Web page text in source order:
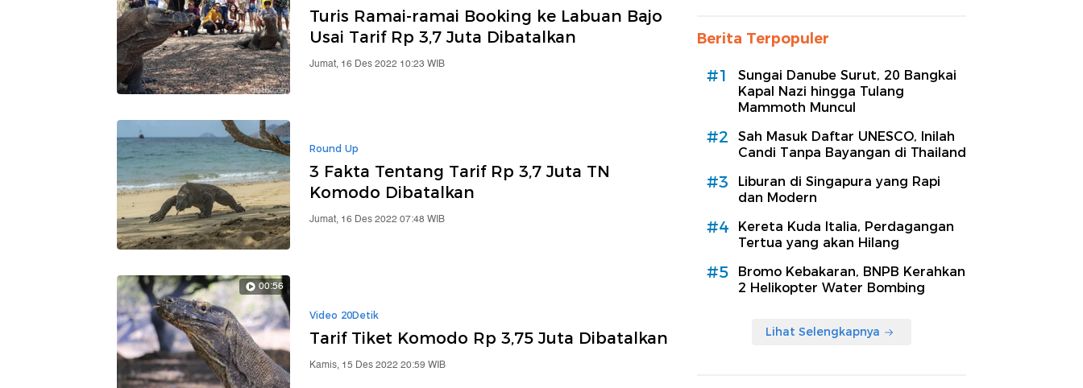
Turis Ramai-ramai Booking ke Labuan Bajo
Usai Tarif Rp 3,7 Juta Dibatalkan
Jumat, 16 Des 2022 10:23 WIB
Round Up
3 Fakta Tentang Tarif Rp 3,7 Juta TN
Komodo Dibatalkan
Jumat, 16 Des 2022 07:48 WIB
00:56
Video 20Detik
Tarif Tiket Komodo Rp 3,75 Juta Dibatalkan
Kamis, 15 Des 2022 20:59 WIB
Berita Terpopuler
#1
Sungai Danube Surut, 20 Bangkai
Kapal Nazi hingga Tulang
Mammoth Muncul
#2
Sah Masuk Daftar UNESCO, Inilah
Candi Tanpa Bayangan di Thailand
#3
Liburan di Singapura yang Rapi
dan Modern
#4
Kereta Kuda Italia, Perdagangan
Tertua yang akan Hilang
#5
Bromo Kebakaran, BNPB Kerahkan
2 Helikopter Water Bombing
Lihat Selengkapnya